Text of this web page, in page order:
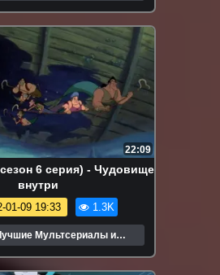
Мультфильмы
22:09
6 серия) - Чудовище
внутри
01-09 19:33 1.3K
Мультсериалы и
Мультфильмы